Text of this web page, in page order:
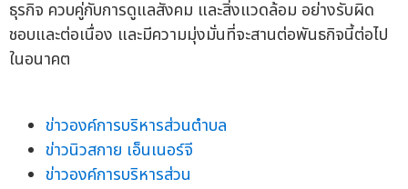
ธุรกิจ ควบคู่กับการดูแลสังคม และสิ่งแวดล้อม อย่างรับผิด
ชอบและต่อเนื่อง และมีความมุ่งมั่นที่จะสานต่อพันธกิจนี้ต่อไป
ในอนาคต
ข่าวองค์การบริหารส่วนตำบล
ข่าวนิวสกาย เอ็นเนอร์จี
ข่าวองค์การบริหารส่วน